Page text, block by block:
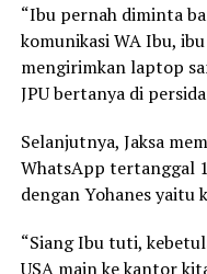
“Ibu pernah diminta
komunikasi WA Ibu,
mengirimkan laptop
JPU bertanya di
Selanjutnya, Jaksa
WhatsApp tertanggal
dengan Yohanes yaitu
“Siang Ibu tuti,
USA main ke kantor